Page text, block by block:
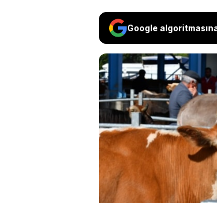
Google